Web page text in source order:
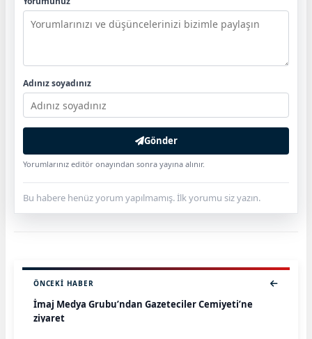
Adınız soyadınız
Gönder
Yorumlarınız editör onayından sonra yayına alınır.
Bu habere henüz yorum yapılmamış. İlk yorumu siz yazın.
ÖNCEKI HABER
İmaj Medya Grubu’ndan Gazeteciler Cemiyeti’ne
ziyaret